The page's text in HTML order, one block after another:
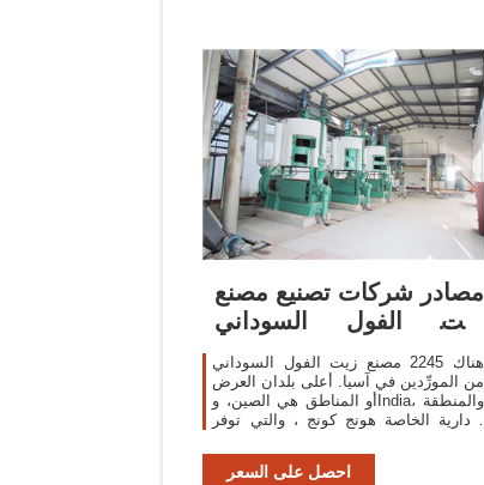
مصادر شركات تصنيع مصنع
زيت الفول السوداني
ومصنع زيت الفول
السوداني في
هناك 2245 مصنع زيت الفول السوداني
من المورِّدين في آسيا. أعلى بلدان العرض
أو المناطق هي الصين، وIndia، والمنطقة
الإدارية الخاصة هونج كونج ، والتي توفر
السوداني ، على التوالي. مكنك
احصل على السعر